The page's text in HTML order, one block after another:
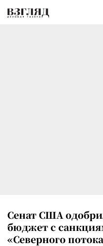
Сенат США
бюджет с
«Северного